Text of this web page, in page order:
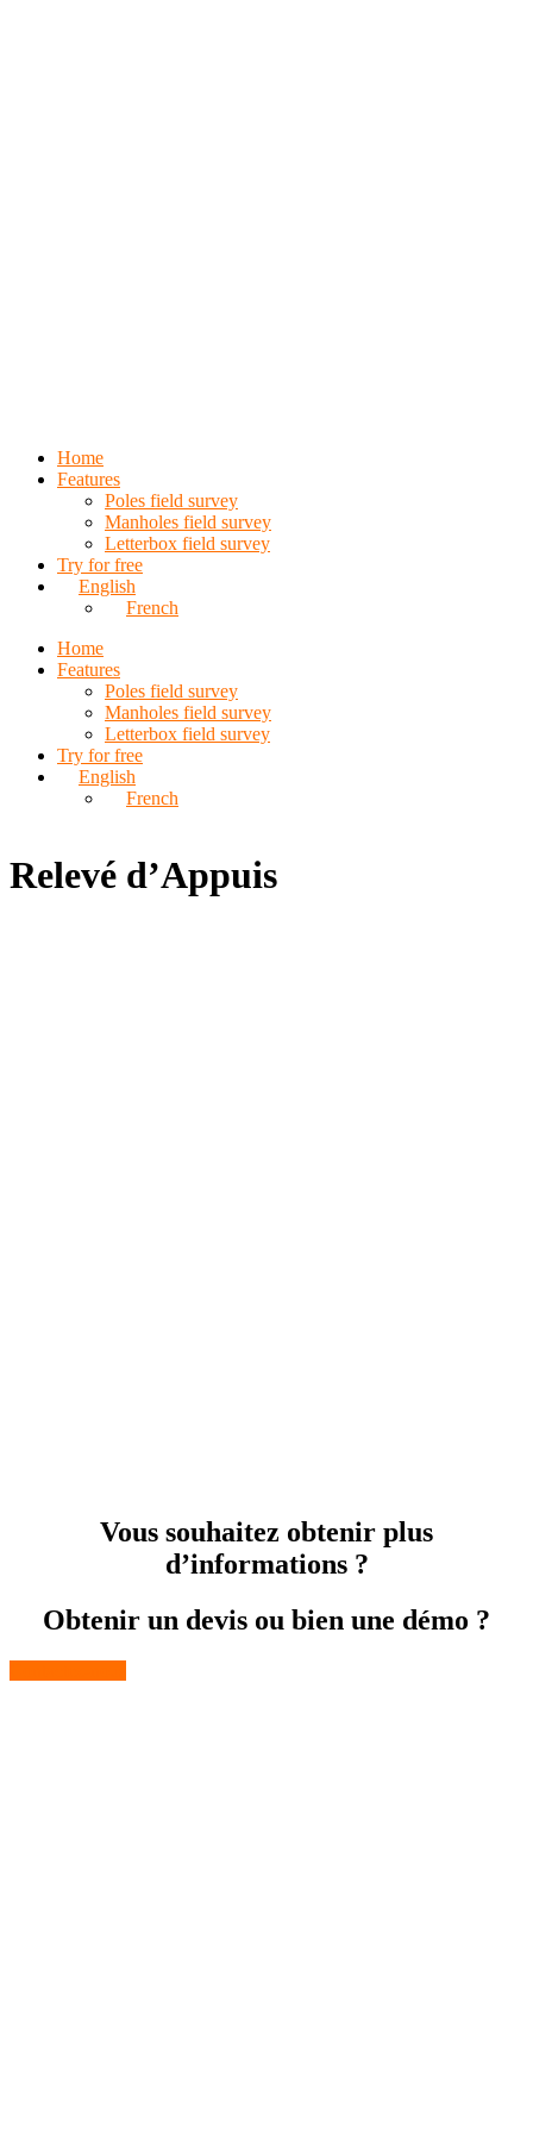
Home
Features
Poles field survey
Manholes field survey
Letterbox field survey
Try for free
English
French
Home
Features
Poles field survey
Manholes field survey
Letterbox field survey
Try for free
English
French
Relevé d’Appuis
Vous souhaitez obtenir plus
d’informations ?
Obtenir un devis ou bien une démo ?